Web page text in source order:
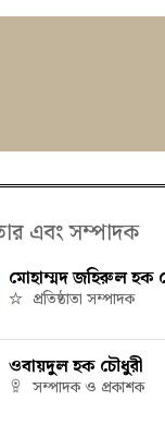
এবং সম্পাদক
মোহাম্মদ জহিরুল হক
প্রতিষ্ঠাতা সম্পাদক
ওবায়দুল হক চৌধুরী
সম্পাদক ও প্রকাশক